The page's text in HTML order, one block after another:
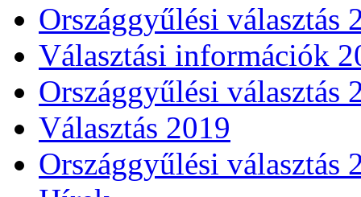
Országgyűlési választás
Választási információk
Országgyűlési választás
Választás 2019
Országgyűlési választás